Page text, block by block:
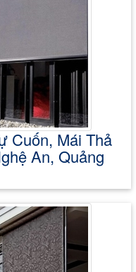
Cuốn, Mái Thả
An, Quảng